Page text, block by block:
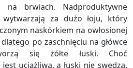
na brwiach. Nadproduktywne
wytwarzają za dużo łoju, który
naskórkiem na owłosionej
dlatego po zaschnięciu na główce
się żółte łuski. Choć
uciążliwa, a łuski nie swędzą,